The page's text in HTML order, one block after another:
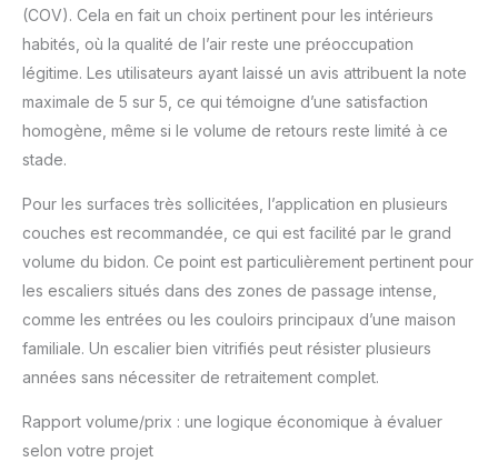
(COV). Cela en fait un choix pertinent pour les intérieurs
habités, où la qualité de l’air reste une préoccupation
légitime. Les utilisateurs ayant laissé un avis attribuent la note
maximale de 5 sur 5, ce qui témoigne d’une satisfaction
homogène, même si le volume de retours reste limité à ce
stade.
Pour les surfaces très sollicitées, l’application en plusieurs
couches est recommandée, ce qui est facilité par le grand
volume du bidon. Ce point est particulièrement pertinent pour
les escaliers situés dans des zones de passage intense,
comme les entrées ou les couloirs principaux d’une maison
familiale. Un escalier bien vitrifiés peut résister plusieurs
années sans nécessiter de retraitement complet.
Rapport volume/prix : une logique économique à évaluer
selon votre projet